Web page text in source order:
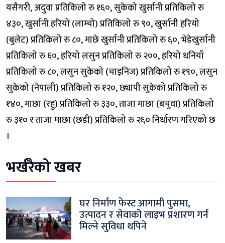
यसैगरी, अदुवा प्रतिकिलो रु १६०, सुकेको खुर्सानी प्रतिकिलो रु
४३०, खुर्सानी हरियो (लाम्चो) प्रतिकिलो रु ९०, खुर्सानी हरियो
(बुलेट) प्रतिकिलो रु ८०, माछे खुर्सानी प्रतिकिलो रु ६०, भेडेखुर्सानी
प्रतिकिलो रु ६०, हरियो लसुन प्रतिकिलो रु २००, हरियो धनियाँ
प्रतिकिलो रु ८०, लसुन सुकेको (चाइनिज) प्रतिकिलो रु १९०, लसुन
सुकेको (नेपाली) प्रतिकिलो रु १२०, छ्यापी सुकेको प्रतिकिलो रु
१४०, माछा (रहु) प्रतिकिलो रु ३३०, ताजा माछा (बचुवा) प्रतिकिलो
रु ३१० र ताजा माछा (छडी) प्रतिकिलो रु २६० निर्धारण गरिएको छ
।
भर्खरैको खबर
घर निर्माण फेस्ट आगामी पुसमा,
उत्पादन र सेवाको लाइभ प्रशारण गर्न
मिल्ने सुविधा थपिने